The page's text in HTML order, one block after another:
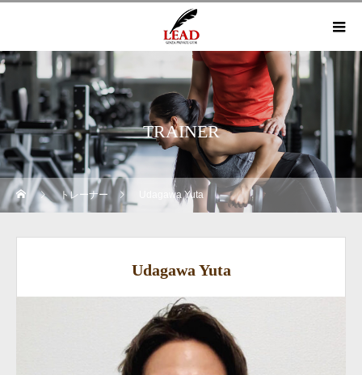
TRAINER
トレーナー Udagawa Yuta
Udagawa Yuta